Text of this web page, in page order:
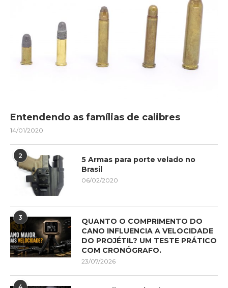
Entendendo as famílias de calibres
14/01/2020
2
5 Armas para porte velado no
Brasil
06/02/2020
3
QUANTO O COMPRIMENTO DO
CANO INFLUENCIA A VELOCIDADE
DO PROJÉTIL? UM TESTE PRÁTICO
COM CRONÓGRAFO.
23/07/2026